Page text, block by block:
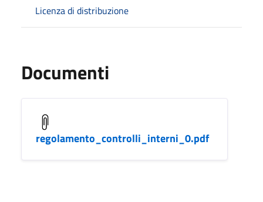
Licenza di distribuzione
Documenti
regolamento_controlli_interni_0.pdf